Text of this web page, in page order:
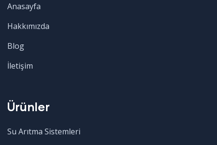
Anasayfa
Hakkımızda
Blog
İletişim
Ürünler
Su Arıtma Sistemleri